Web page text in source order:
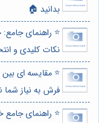
بدانید 🏠
⭐️ راهنمای
نکات کلیدی و
⭐️ مقایسه ای
فرش به نیاز
⭐️ راهنمای جامع